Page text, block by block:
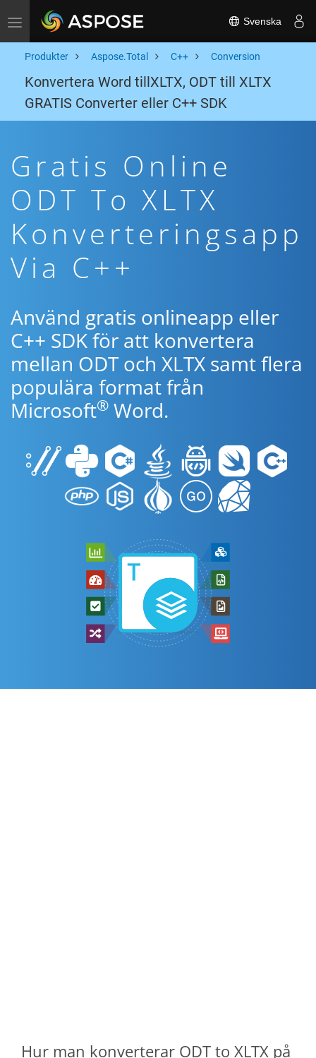
Toggle navigation Svenska
Produkter Aspose.Total C++ Conversion
Konvertera Word tillXLTX, ODT till XLTX
GRATIS Converter eller C++ SDK
Gratis Online
ODT To XLTX
Konverteringsapp
Via C++
Använd gratis onlineapp eller
C++ SDK för att konvertera
mellan ODT och XLTX samt flera
populära format från
Microsoft® Word.
Hur man konverterar ODT to XLTX på